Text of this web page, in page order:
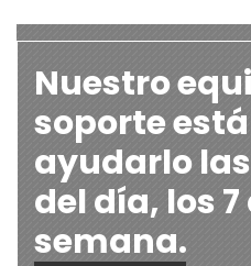
Nuestro
soporte
ayudarlo
del día, los
semana.